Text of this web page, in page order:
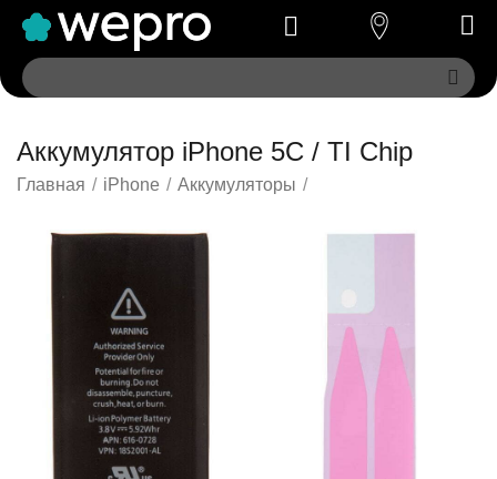
Аккумулятор iPhone 5C / TI Chip
Главная / iPhone / Аккумуляторы /